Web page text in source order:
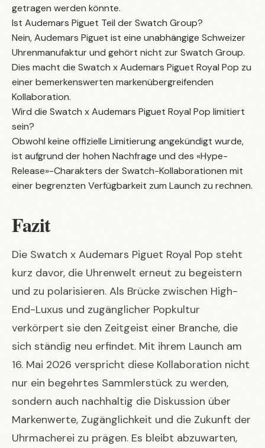
getragen werden könnte.
Ist Audemars Piguet Teil der Swatch Group?
Nein, Audemars Piguet ist eine unabhängige Schweizer
Uhrenmanufaktur und gehört nicht zur Swatch Group.
Dies macht die Swatch x Audemars Piguet Royal Pop zu
einer bemerkenswerten markenübergreifenden
Kollaboration.
Wird die Swatch x Audemars Piguet Royal Pop limitiert
sein?
Obwohl keine offizielle Limitierung angekündigt wurde,
ist aufgrund der hohen Nachfrage und des «Hype-
Release»-Charakters der Swatch-Kollaborationen mit
einer begrenzten Verfügbarkeit zum Launch zu rechnen.
Fazit
Die Swatch x Audemars Piguet Royal Pop steht
kurz davor, die Uhrenwelt erneut zu begeistern
und zu polarisieren. Als Brücke zwischen High-
End-Luxus und zugänglicher Popkultur
verkörpert sie den Zeitgeist einer Branche, die
sich ständig neu erfindet. Mit ihrem Launch am
16. Mai 2026 verspricht diese Kollaboration nicht
nur ein begehrtes Sammlerstück zu werden,
sondern auch nachhaltig die Diskussion über
Markenwerte, Zugänglichkeit und die Zukunft der
Uhrmacherei zu prägen. Es bleibt abzuwarten,